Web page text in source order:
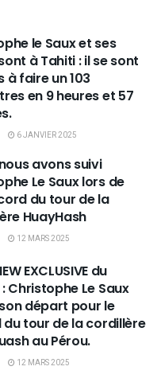
le Saux et ses
à Tahiti : il se sont
à faire un 103
en 9 heures et 57
6 JANVIER 2025
avons suivi
Le Saux lors de
du tour de la
HuayHash
12 MARS 2025
EXCLUSIVE du
Christophe Le Saux
départ pour le
tour de la cordillère
au Pérou.
12 MARS 2025